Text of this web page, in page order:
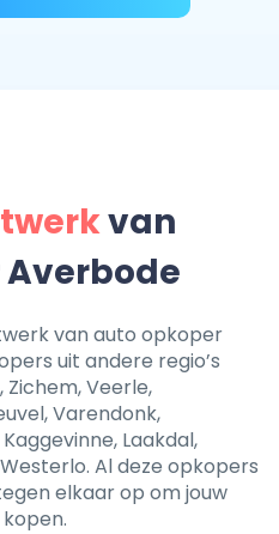
van
van auto opkoper
uit andere regio’s
Veerle,
Varendonk,
Laakdal,
Al deze opkopers
elkaar op om jouw